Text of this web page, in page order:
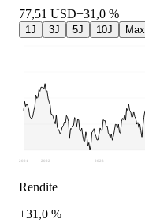
77,51 USD+31,0 %
1J 3J 5J 10J Max.
2021 2022 2023
Rendite
+31,0 %